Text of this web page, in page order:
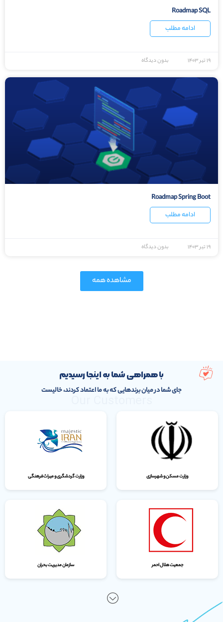
Roadmap SQL
ادامه مطلب
۱۹ تیر ۱۴۰۳ بدون دیدگاه
Roadmap Spring Boot
ادامه مطلب
۱۹ تیر ۱۴۰۳ بدون دیدگاه
مشاهده همه
با همراهی شما به اینجا رسیدیم
جای شما در میان برندهایی که به ما اعتماد کردند، خالیست
وزارت مسکن و شهرسازی وزارت گردشگری و میراث‌فرهنگی
جمعیت هلال احمر سازمان مدیریت بحران